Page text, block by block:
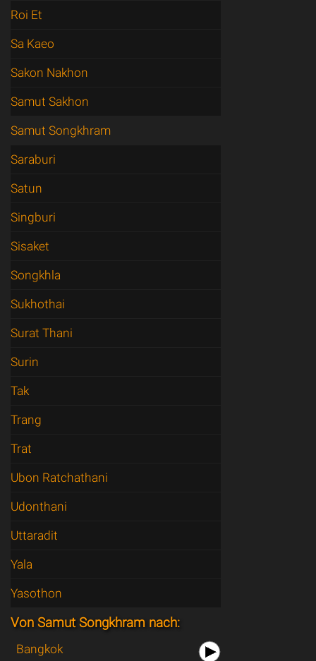
Roi Et
Sa Kaeo
Sakon Nakhon
Samut Sakhon
Samut Songkhram
Saraburi
Satun
Singburi
Sisaket
Songkhla
Sukhothai
Surat Thani
Surin
Tak
Trang
Trat
Ubon Ratchathani
Udonthani
Uttaradit
Yala
Yasothon
Von Samut Songkhram nach:
Bangkok